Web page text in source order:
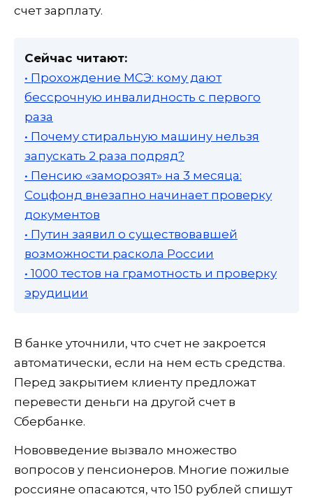
счет зарплату.
Сейчас читают:
• Прохождение МСЭ: кому дают
бессрочную инвалидность с первого
раза
• Почему стиральную машину нельзя
запускать 2 раза подряд?
• Пенсию «заморозят» на 3 месяца:
Соцфонд внезапно начинает проверку
документов
• Путин заявил о существовавшей
возможности раскола России
• 1000 тестов на грамотность и проверку
эрудиции
В банке уточнили, что счет не закроется
автоматически, если на нем есть средства.
Перед закрытием клиенту предложат
перевести деньги на другой счет в
Сбербанке.
Нововведение вызвало множество
вопросов у пенсионеров. Многие пожилые
россияне опасаются, что 150 рублей спишут